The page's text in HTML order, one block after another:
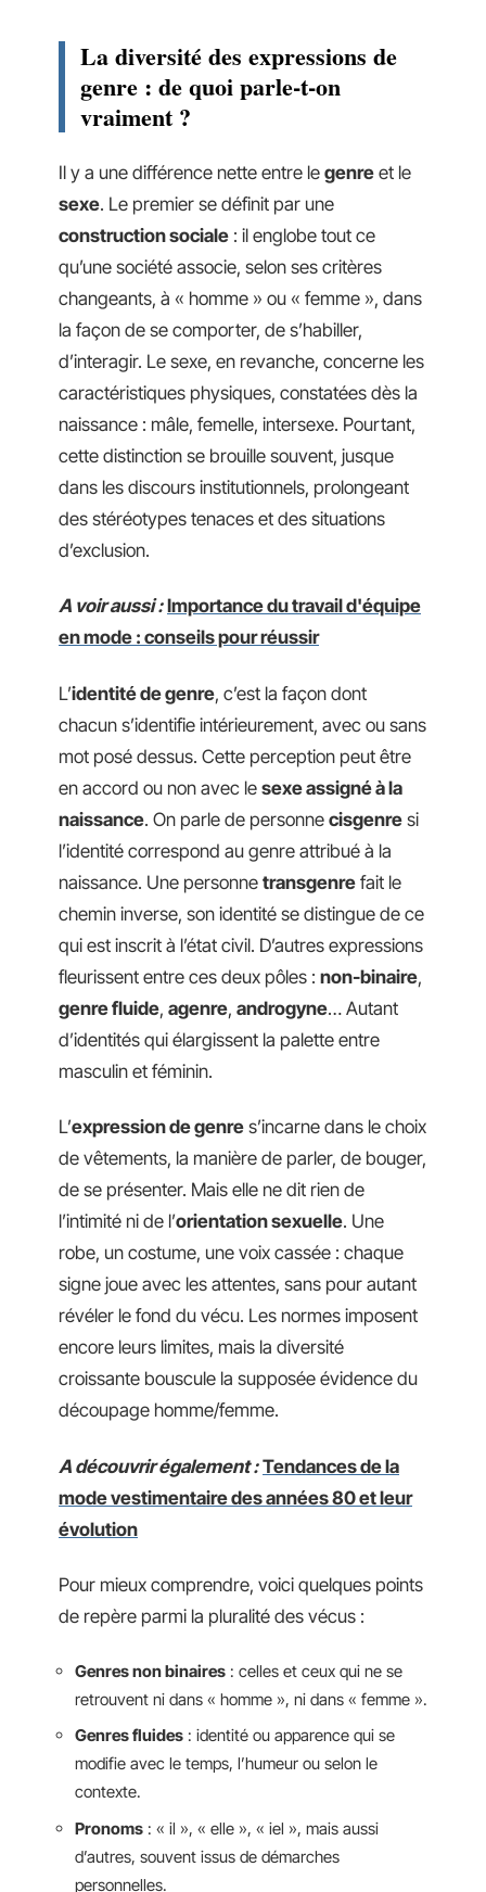
La diversité des expressions de
genre : de quoi parle-t-on
vraiment ?
Il y a une différence nette entre le genre et le
sexe. Le premier se définit par une
construction sociale : il englobe tout ce
qu’une société associe, selon ses critères
changeants, à « homme » ou « femme », dans
la façon de se comporter, de s’habiller,
d’interagir. Le sexe, en revanche, concerne les
caractéristiques physiques, constatées dès la
naissance : mâle, femelle, intersexe. Pourtant,
cette distinction se brouille souvent, jusque
dans les discours institutionnels, prolongeant
des stéréotypes tenaces et des situations
d’exclusion.
A voir aussi : Importance du travail d'équipe
en mode : conseils pour réussir
L’identité de genre, c’est la façon dont
chacun s’identifie intérieurement, avec ou sans
mot posé dessus. Cette perception peut être
en accord ou non avec le sexe assigné à la
naissance. On parle de personne cisgenre si
l’identité correspond au genre attribué à la
naissance. Une personne transgenre fait le
chemin inverse, son identité se distingue de ce
qui est inscrit à l’état civil. D’autres expressions
fleurissent entre ces deux pôles : non-binaire,
genre fluide, agenre, androgyne… Autant
d’identités qui élargissent la palette entre
masculin et féminin.
L’expression de genre s’incarne dans le choix
de vêtements, la manière de parler, de bouger,
de se présenter. Mais elle ne dit rien de
l’intimité ni de l’orientation sexuelle. Une
robe, un costume, une voix cassée : chaque
signe joue avec les attentes, sans pour autant
révéler le fond du vécu. Les normes imposent
encore leurs limites, mais la diversité
croissante bouscule la supposée évidence du
découpage homme/femme.
A découvrir également : Tendances de la
mode vestimentaire des années 80 et leur
évolution
Pour mieux comprendre, voici quelques points
de repère parmi la pluralité des vécus :
Genres non binaires : celles et ceux qui ne se
retrouvent ni dans « homme », ni dans « femme ».
Genres fluides : identité ou apparence qui se
modifie avec le temps, l’humeur ou selon le
contexte.
Pronoms : « il », « elle », « iel », mais aussi
d’autres, souvent issus de démarches
personnelles.